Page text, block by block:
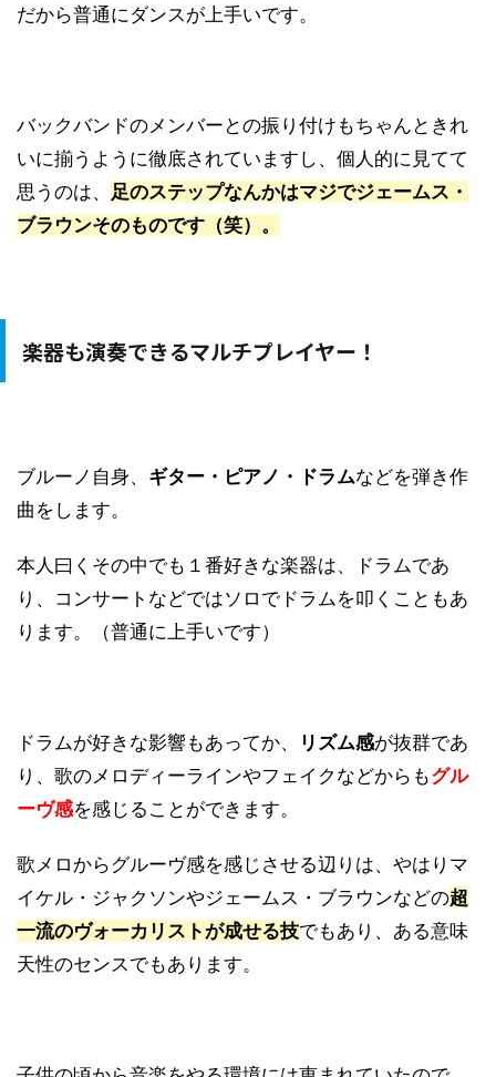
だから普通にダンスが上手いです。
バックバンドのメンバーとの振り付けもちゃんときれ
いに揃うように徹底されていますし、個人的に見てて
思うのは、 足のステップなんかはマジでジェームス・
ブラウンそのものです（笑）。
楽器も演奏できるマルチプレイヤー！
ブルーノ自身、 ギター・ピアノ・ドラムなどを弾き作
曲をします。
本人曰くその中でも１番好きな楽器は、ドラムであ
り、コンサートなどではソロでドラムを叩くこともあ
ります。（普通に上手いです）
ドラムが好きな影響もあってか、 リズム感が抜群であ
り、歌のメロディーラインやフェイクなどからもグル
ーヴ感を感じることができます。
歌メロからグルーヴ感を感じさせる辺りは、やはりマ
イケル・ジャクソンやジェームス・ブラウンなどの超
一流のヴォーカリストが成せる技でもあり、ある意味
天性のセンスでもあります。